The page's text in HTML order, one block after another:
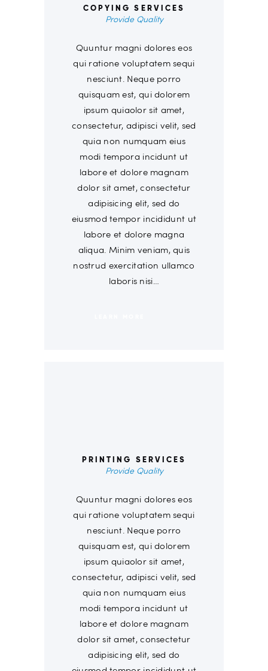
COPYING SERVICES
Provide Quality
Quuntur magni dolores eos
qui ratione voluptatem sequi
nesciunt. Neque porro
quisquam est, qui dolorem
ipsum quiaolor sit amet,
consectetur, adipisci velit, sed
quia non numquam eius
modi tempora incidunt ut
labore et dolore magnam
dolor sit amet, consectetur
adipisicing elit, sed do
eiusmod tempor incididunt ut
labore et dolore magna
aliqua. Minim veniam, quis
nostrud exercitation ullamco
laboris nisi…
PRINTING SERVICES
Provide Quality
Quuntur magni dolores eos
qui ratione voluptatem sequi
nesciunt. Neque porro
quisquam est, qui dolorem
ipsum quiaolor sit amet,
consectetur, adipisci velit, sed
quia non numquam eius
modi tempora incidunt ut
labore et dolore magnam
dolor sit amet, consectetur
adipisicing elit, sed do